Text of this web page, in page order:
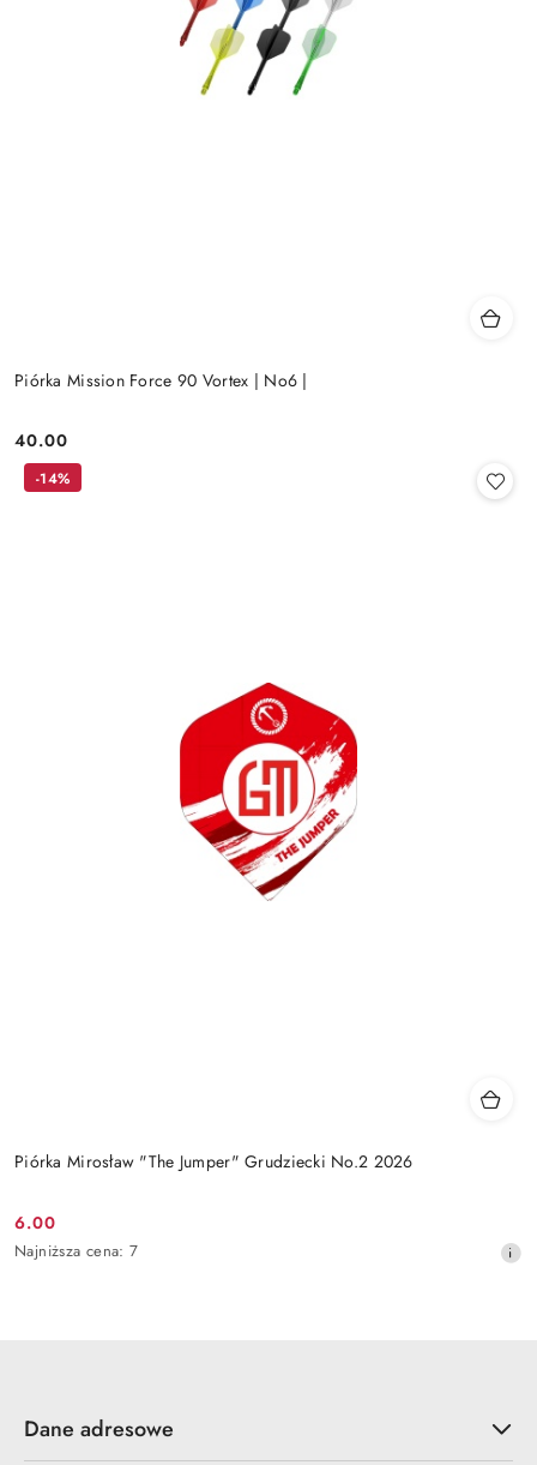
Piórka Mission Force 90 Vortex | No6 |
Cena:
40.00
Piórka Mirosław "The Jumper" Grudziecki No.2 2026
Cena
promocyjna:
6.00
Najniższa
Najniższa cena: 7
-14%
Dane adresowe